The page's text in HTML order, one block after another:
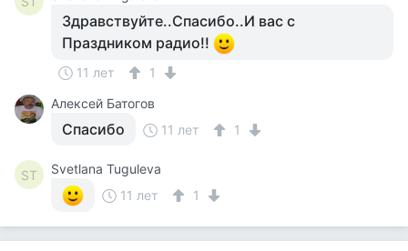
Здравствуйте..Спасибо..И вас с
Праздником радио!!
11 лет
1
Алексей Батогов
Спасибо 11 лет 1
ST
Svetlana Tuguleva
11 лет
1